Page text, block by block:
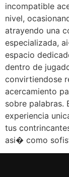
incompatible
nivel,
atrayendo una
especializada,
espacio
dentro de
convirtiendose
acercamiento
sobre palabras.
experiencia
tus
asi� como